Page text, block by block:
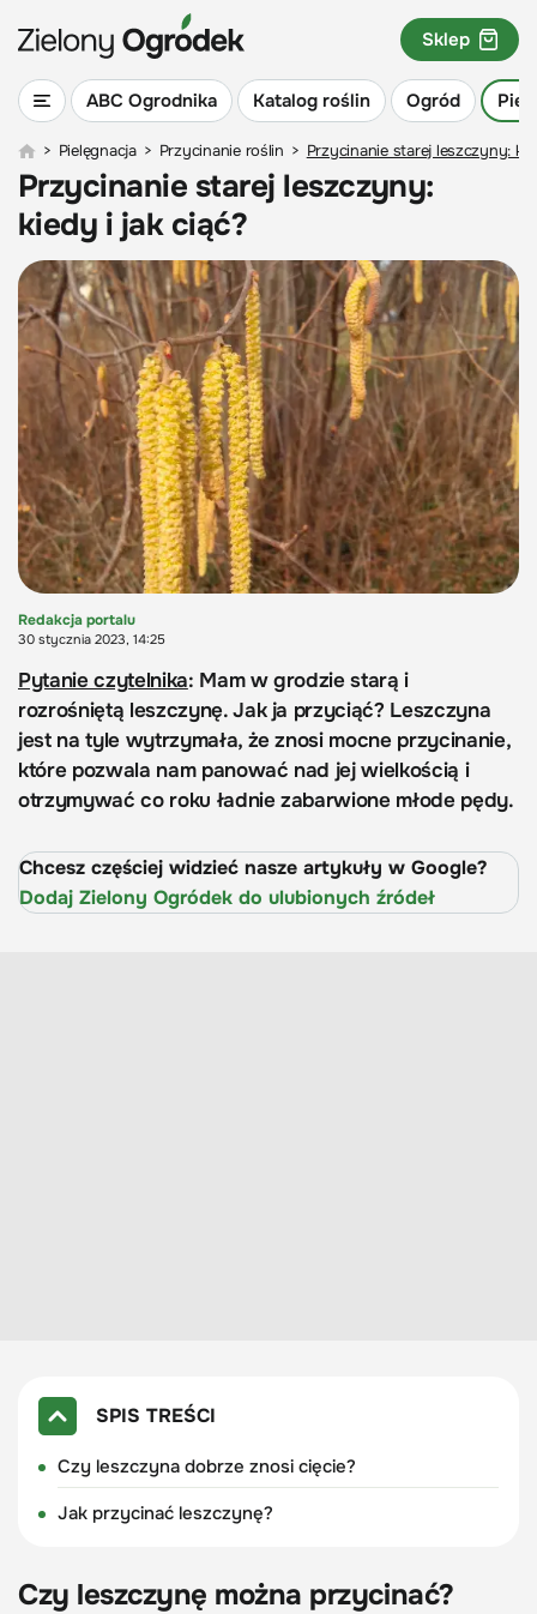
ABC Ogrodnika Katalog roślin Ogród
Sklep
> Pielęgnacja > Przycinanie roślin > Przycinanie starej leszczyny:
Przycinanie starej leszczyny:
kiedy i jak ciąć?
Redakcja portalu
30 stycznia 2023, 14:25
Pytanie czytelnika: Mam w grodzie starą i
rozrośniętą leszczynę. Jak ja przyciąć? Leszczyna
jest na tyle wytrzymała, że znosi mocne przycinanie,
które pozwala nam panować nad jej wielkością i
otrzymywać co roku ładnie zabarwione młode pędy.
Chcesz częściej widzieć nasze artykuły w Google?
Dodaj Zielony Ogródek do ulubionych źródeł
SPIS TREŚCI
Czy leszczyna dobrze znosi cięcie?
Jak przycinać leszczynę?
Czy leszczynę można przycinać?